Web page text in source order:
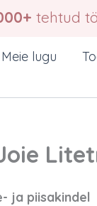
tehtud
Meie lugu
ja piisakindel